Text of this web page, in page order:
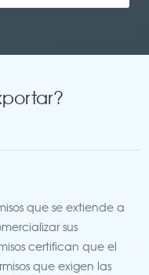
que se extiende a
sus
certifican que el
que exigen las